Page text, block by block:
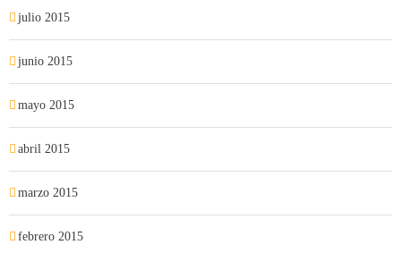
julio 2015
junio 2015
mayo 2015
abril 2015
marzo 2015
febrero 2015